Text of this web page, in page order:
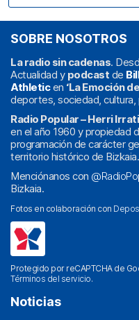
SOBRE NOSOTROS
La radio sin cadenas.
Actualidad y podcast de
Athleticen ‘La Emoción
deportes, sociedad, cultura,
Radio Popular – Herri
en el año 1960 y propiedad
programación de carácter
territorio histórico de Bizkaia.
Menciónanos con
Bizkaia.
Fotos en colaboración con
Protegido por reCAPTCHA de
Términos del servicio.
Noticias